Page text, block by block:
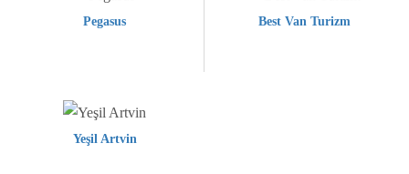
Pegasus Best Van Turizm
Yeşil Artvin